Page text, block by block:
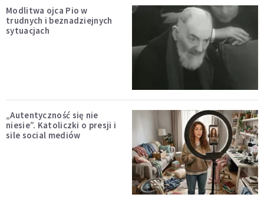
Modlitwa ojca Pio w
trudnych i beznadziejnych
sytuacjach
„Autentyczność się nie
niesie”. Katoliczki o presji i
sile social mediów